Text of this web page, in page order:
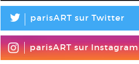
L parisART sur Twitter
parisART sur Instagram